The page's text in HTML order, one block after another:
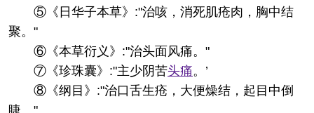
⑤《日华子本草》:"治咳，消死肌疮肉，胸中结
聚。"
⑥《本草衍义》:"治头面风痛。"
⑦《珍珠囊》:"主少阴苦头痛。’
⑧《纲目》:"治口舌生疮，大便燥结，起目中倒
睫。"